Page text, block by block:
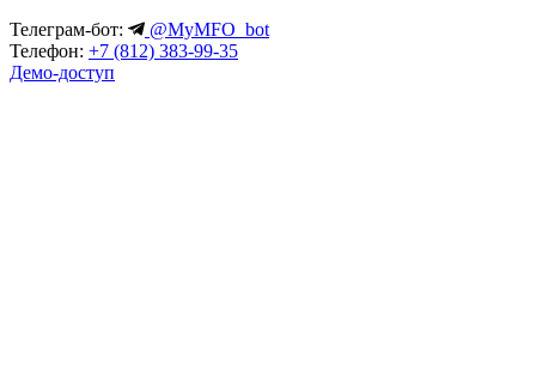
Телеграм-бот:
@MyMFO_bot
Телефон: +7 (812) 383-99-35
Демо-доступ